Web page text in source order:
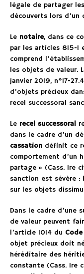
légale de partager
découverts lors d’un
Le notaire, dans ce
par les articles 815-1
comprend
les objets de valeur.
janvier 2019, n°17-
d’objets précieux
recel successoral
Le recel successoral
dans le cadre d’un
cassation définit ce
comportement d’un
partage » (Cass. 1re
sanction est sévère
sur les objets
Dans le cadre d’une
de valeur peuvent
l’article 1014 du
objet précieux doit
héréditaire des
constante (Cass. 1re